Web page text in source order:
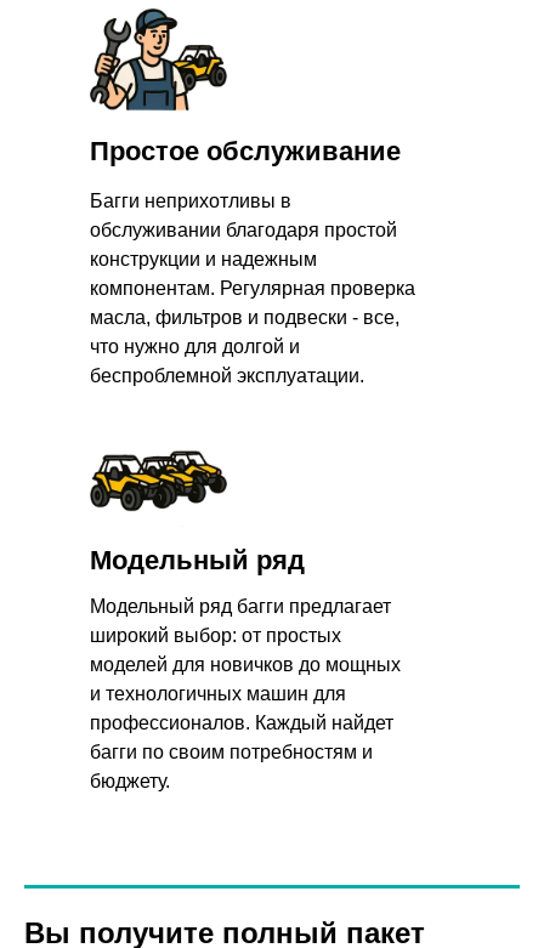
Простое обслуживание
Модельный ряд
Модельный ряд багги предлагает
широкий выбор: от простых
моделей для новичков до мощных
и технологичных машин для
профессионалов. Каждый найдет
багги по своим потребностям и
бюджету.
Багги неприхотливы в
обслуживании благодаря простой
конструкции и надежным
компонентам. Регулярная проверка
масла, фильтров и подвески - все,
что нужно для долгой и
беспроблемной эксплуатации.
Вы получите полный пакет